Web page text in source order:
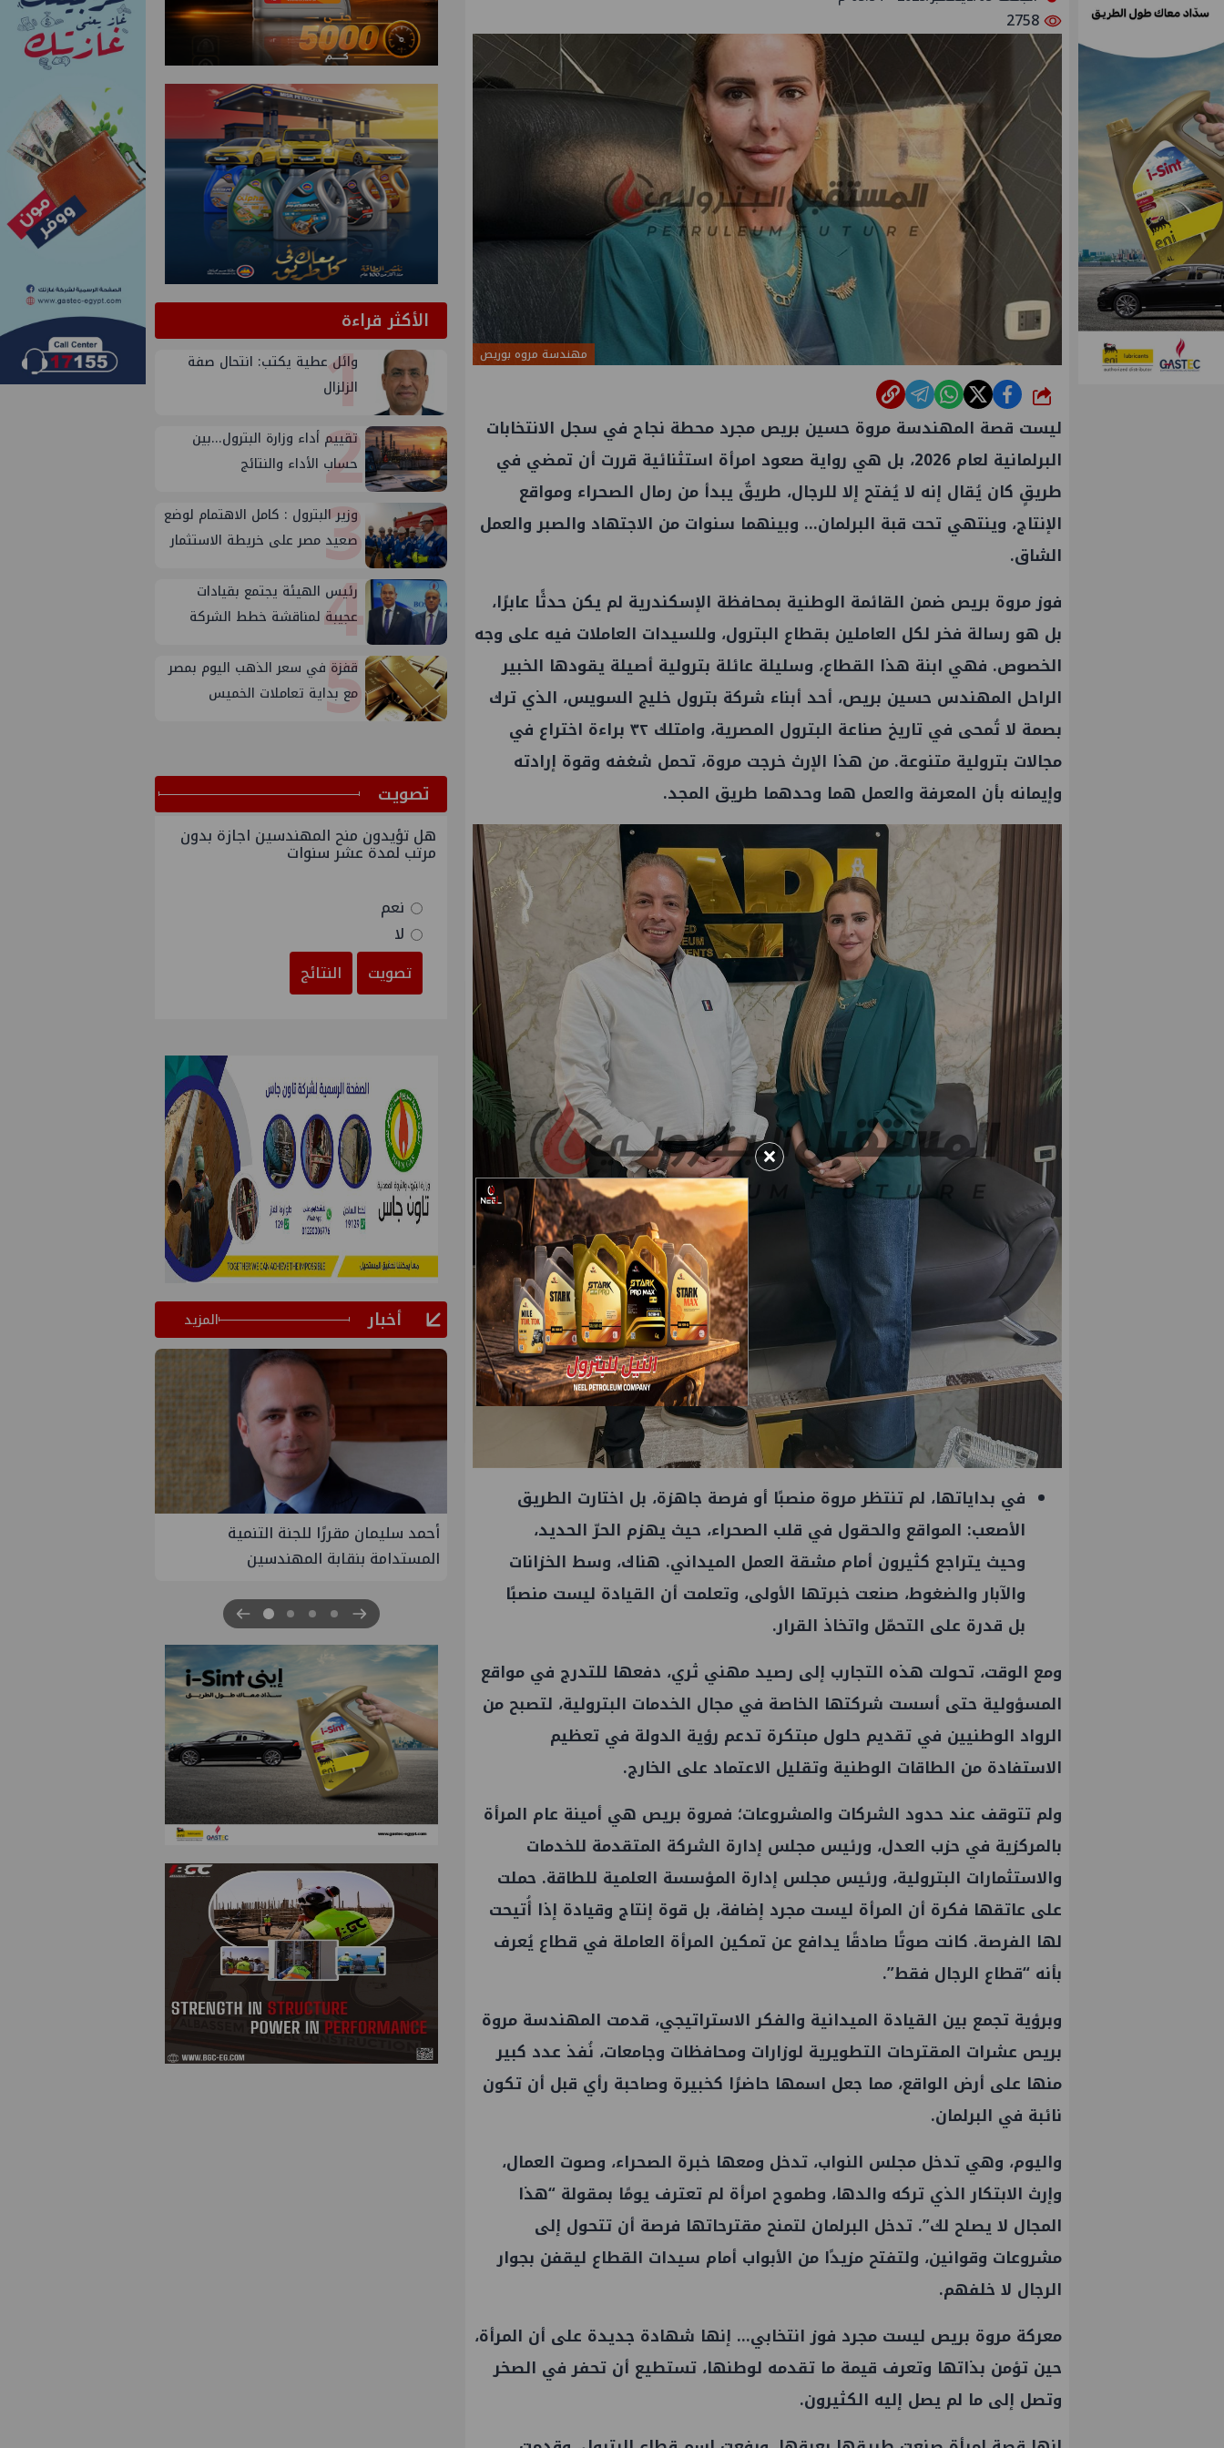
مهندسة مروه بوريص
شارك
ليست قصة المهندسة مروة حسين بريص مجرد محطة نجاح في سجل الانتخابات
البرلمانية لعام 2026، بل هي رواية صعود امرأة استثنائية قررت أن تمضي في
طريقٍ كان يُقال إنه لا يُفتح إلا للرجال، طريقٌ يبدأ من رمال الصحراء ومواقع
الإنتاج، وينتهي تحت قبة البرلمان… وبينهما سنوات من الاجتهاد والصبر والعمل
الشاق.
فوز مروة بريص ضمن القائمة الوطنية بمحافظة الإسكندرية لم يكن حدثًا عابرًا،
بل هو رسالة فخر لكل العاملين بقطاع البترول، وللسيدات العاملات فيه على وجه
الخصوص. فهي ابنة هذا القطاع، وسليلة عائلة بترولية أصيلة يقودها الخبير
الراحل المهندس حسين بريص، أحد أبناء شركة بترول خليج السويس، الذي ترك
بصمة لا تُمحى في تاريخ صناعة البترول
المصرية، وامتلك ٣٢ براءة اختراع في
مجالات بترولية متنوعة. من هذا الإرث خرجت مروة، تحمل شغفه وقوة إرادته
وإيمانه بأن المعرفة والعمل هما وحدهما طريق المجد.
في بداياتها، لم تنتظر مروة منصبًا أو فرصة جاهزة، بل اختارت الطريق
الأصعب: المواقع والحقول في قلب الصحراء، حيث يهزم الحرّ الحديد،
وحيث يتراجع كثيرون أمام مشقة العمل الميداني. هناك، وسط الخزانات
والآبار والضغوط، صنعت خبرتها الأولى، وتعلمت أن القيادة ليست منصبًا
بل قدرة على التحمّل واتخاذ القرار.
ومع الوقت، تحولت هذه التجارب إلى رصيد مهني ثري، دفعها للتدرج في مواقع
المسؤولية حتى أسست شركتها الخاصة في مجال الخدمات البترولية، لتصبح من
الرواد الوطنيين في تقديم حلول مبتكرة تدعم رؤية الدولة في تعظيم
الاستفادة من الطاقات الوطنية وتقليل الاعتماد على الخارج.
ولم تتوقف عند حدود الشركات والمشروعات؛ فمروة بريص هي أمينة عام المرأة
بالمركزية في حزب العدل، ورئيس مجلس إدارة الشركة المتقدمة للخدمات
والاستثمارات البترولية، ورئيس مجلس إدارة المؤسسة العلمية للطاقة. حملت
على عاتقها فكرة أن المرأة ليست مجرد إضافة، بل قوة إنتاج وقيادة إذا أُتيحت
لها الفرصة. كانت صوتًا صادقًا يدافع عن تمكين المرأة العاملة في قطاع يُعرف
بأنه “قطاع الرجال فقط”.
وبرؤية تجمع بين القيادة الميدانية والفكر الاستراتيجي، قدمت المهندسة مروة
بريص عشرات المقترحات التطويرية لوزارات ومحافظات وجامعات، نُفذ عدد كبير
منها على أرض الواقع، مما جعل اسمها حاضرًا كخبيرة وصاحبة رأي قبل أن تكون
نائبة في البرلمان.
واليوم، وهي تدخل مجلس النواب، تدخل ومعها خبرة الصحراء، وصوت العمال،
وإرث الابتكار الذي تركه والدها، وطموح امرأة لم تعترف يومًا بمقولة “هذا
المجال لا يصلح لك”. تدخل البرلمان لتمنح مقترحاتها فرصة أن تتحول إلى
مشروعات وقوانين، ولتفتح مزيدًا من الأبواب أمام سيدات القطاع ليقفن بجوار
الرجال لا خلفهم.
معركة مروة بريص ليست مجرد فوز انتخابي… إنها شهادة جديدة على أن المرأة،
حين تؤمن بذاتها وتعرف قيمة ما تقدمه لوطنها، تستطيع أن تحفر في الصخر
وتصل إلى ما لم يصل إليه الكثيرون.
الأكثر قراءة
1
وائل عطية يكتب: انتحال صفة
الزلزال
2
تقييم أداء وزارة البترول...بين
حساب الأداء والنتائج
3
وزير البترول : كامل الاهتمام لوضع
صعيد مصر على خريطة الاستثمار
4
رئيس الهيئة يجتمع بقيادات
عجيبة لمناقشة خطط الشركة
5
قفزة في سعر الذهب اليوم بمصر
مع بداية تعاملات الخميس
ﺗﺼﻮﻳﺖ
هل تؤيدون منح المهندسين اجازة بدون
مرتب لمدة عشر سنوات
نعم
لا
تصويت
النتائج
أخبار المزيد
تحالف أوبك+ يتفق على زيادة طفيفة في
إنتاج النفط خلال سبتمبر
أحمد سليمان مقررًا للجنة التنمية
المستدامة بنقابة المهندسين
PMS تنهي أعمال إنزال الخطوط البحرية
الثلاث بمشروع المرحلة الرابعة لتنمية حقل
سيناء للبترول
×